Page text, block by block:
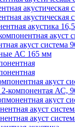
акустическая
акустическая
акустика
акуст
акуст система
АС 165 мм
акуст
компонентая АС,
акуст
акуст
акуст